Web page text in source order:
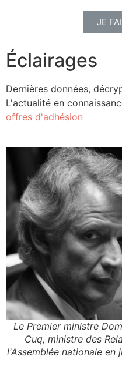
JE
Éclairages
Dernières données,
L'actualité en
offres d'adhésion
Le Premier ministre
Cuq, ministre des
l'Assemblée nationale en